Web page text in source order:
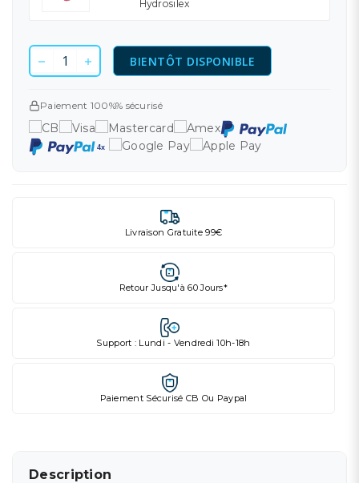
Hydrosilex
BIENTÔT DISPONIBLE
Paiement 100%% sécurisé
Livraison Gratuite 99€
Retour Jusqu'à 60 Jours*
Support : Lundi - Vendredi 10h-18h
Paiement Sécurisé CB Ou Paypal
Description